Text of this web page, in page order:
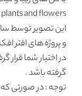
and flowers
این تصویر توسط
و پروژه های افتر
در اختیار شما قرار
گرفته باشد .
توجه : در صورتی که